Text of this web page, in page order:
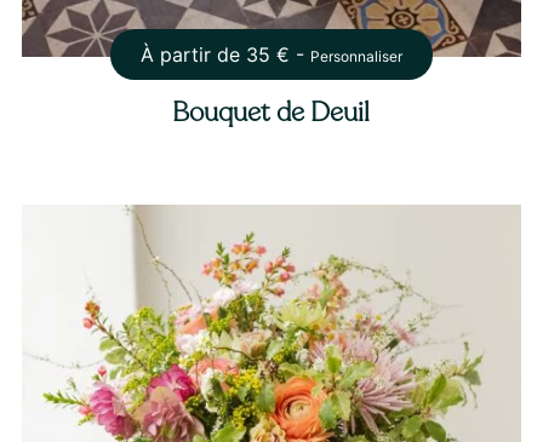
À partir de 35 € - Personnaliser
Bouquet de Deuil